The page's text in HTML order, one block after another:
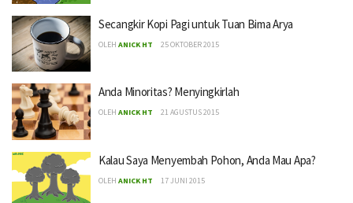
Secangkir Kopi Pagi untuk Tuan Bima Arya
OLEH ANICK HT 25 OKTOBER 2015
Anda Minoritas? Menyingkirlah
OLEH ANICK HT 21 AGUSTUS 2015
Kalau Saya Menyembah Pohon, Anda Mau Apa?
OLEH ANICK HT 17 JUNI 2015